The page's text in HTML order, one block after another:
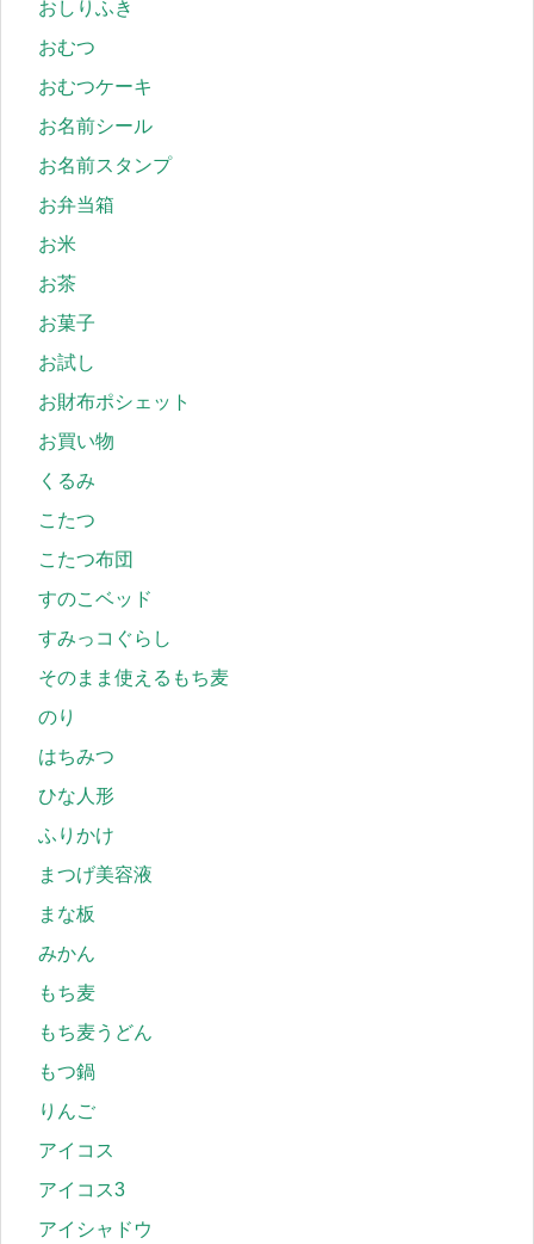
おしりふき
おむつ
おむつケーキ
お名前シール
お名前スタンプ
お弁当箱
お米
お茶
お菓子
お試し
お財布ポシェット
お買い物
くるみ
こたつ
こたつ布団
すのこベッド
すみっコぐらし
そのまま使えるもち麦
のり
はちみつ
ひな人形
ふりかけ
まつげ美容液
まな板
みかん
もち麦
もち麦うどん
もつ鍋
りんご
アイコス
アイコス3
アイシャドウ